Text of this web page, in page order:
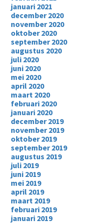
januari 2021
december 2020
november 2020
oktober 2020
september 2020
augustus 2020
juli 2020
juni 2020
mei 2020
april 2020
maart 2020
februari 2020
januari 2020
december 2019
november 2019
oktober 2019
september 2019
augustus 2019
juli 2019
juni 2019
mei 2019
april 2019
maart 2019
februari 2019
januari 2019